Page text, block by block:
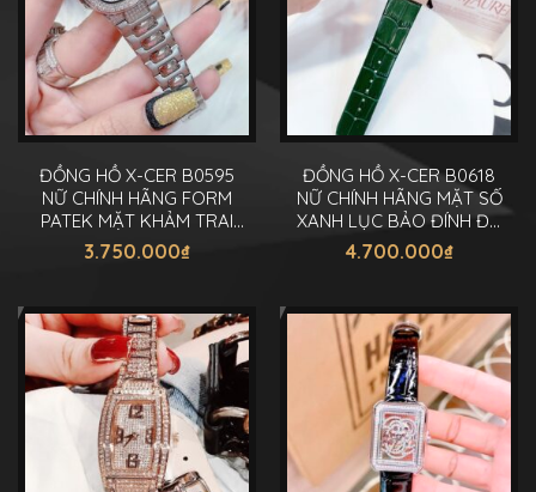
ĐỒNG HỒ X-CER B0595
NỮ CHÍNH HÃNG FORM
PATEK MẶT KHẢM TRAI
32MM
3.750.000₫
ĐỒNG HỒ X-CER B0618
NỮ CHÍNH HÃNG MẶT SỐ
XANH LỤC BẢO ĐÍNH ĐÁ
36MM
4.700.000₫